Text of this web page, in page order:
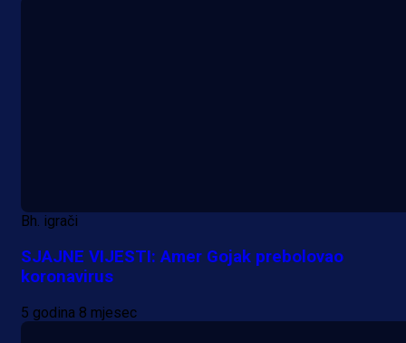
Bh. igrači
SJAJNE VIJESTI: Amer Gojak prebolovao
koronavirus
5 godina 8 mjesec